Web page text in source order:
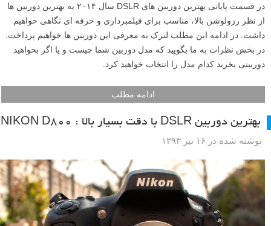
در قسمت پایانی بهترین دوربین های DSLR سال ۲۰۱۴ به بهترین دوربین ها
از نظر رزولوشن بالا، مناسب برای فیلمبرداری و حرفه ای نگاهی خواهیم
داشت. در ادامه این مطلب لنزک به معرفی این دوربین ها خواهیم پرداخت.
در بخش نظرات به ما بگویید که مدل دوربین شما چیست و یا اگر بخواهید
دوربینی بخرید کدام مدل را انتخاب خواهید کرد.
ادامه مطلب
بهترین دوربین DSLR با دقت بسیار بالا : NIKON D800
نوشته شده در ۱۶ تیر ۱۳۹۳